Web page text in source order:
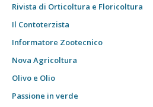
Rivista di Orticoltura e Floricoltura
Il Contoterzista
Informatore Zootecnico
Nova Agricoltura
Olivo e Olio
Passione in verde